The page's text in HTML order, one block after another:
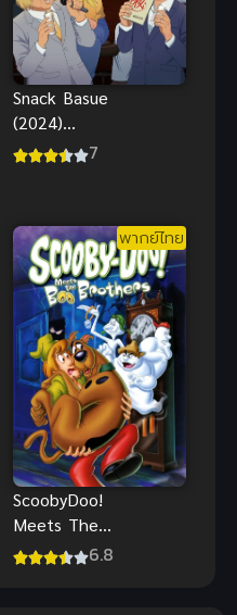
Snack Basue
(2024)
หรรษาบาร์พา
7
พากย์ไทย
ScoobyDoo!
Meets The
Boo Brothers
6.8